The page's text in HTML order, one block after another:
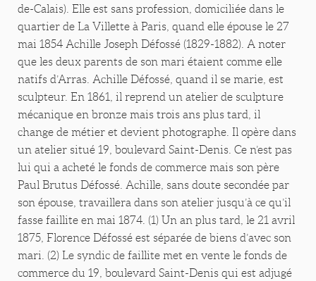
de-Calais). Elle est sans profession, domiciliée dans le
quartier de La Villette à Paris, quand elle épouse le 27
mai 1854 Achille Joseph Défossé (1829-1882). A noter
que les deux parents de son mari étaient comme elle
natifs d’Arras. Achille Défossé, quand il se marie, est
sculpteur. En 1861, il reprend un atelier de sculpture
mécanique en bronze mais trois ans plus tard, il
change de métier et devient photographe. Il opère dans
un atelier situé 19, boulevard Saint-Denis. Ce n’est pas
lui qui a acheté le fonds de commerce mais son père
Paul Brutus Défossé. Achille, sans doute secondée par
son épouse, travaillera dans son atelier jusqu’à ce qu’il
fasse faillite en mai 1874. (1) Un an plus tard, le 21 avril
1875, Florence Défossé est séparée de biens d’avec son
mari. (2) Le syndic de faillite met en vente le fonds de
commerce du 19, boulevard Saint-Denis qui est adjugé